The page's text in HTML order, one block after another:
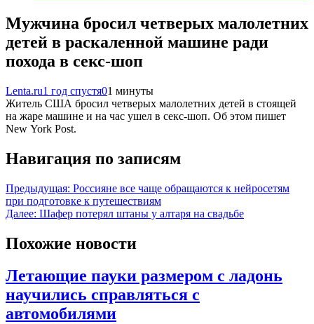
Мужчина бросил четверых малолетних
детей в раскаленной машине ради
похода в секс-шоп
Lenta.ru1 год спустя01 минуты
Житель США бросил четверых малолетних детей в стоящей
на жаре машине и на час ушел в секс-шоп. Об этом пишет
New York Post.
Навигация по записям
Предыдущая: Россияне все чаще обращаются к нейросетям
при подготовке к путешествиям
Далее: Шафер потерял штаны у алтаря на свадьбе
Похожие новости
Летающие пауки размером с ладонь
научились справляться с
автомобилями